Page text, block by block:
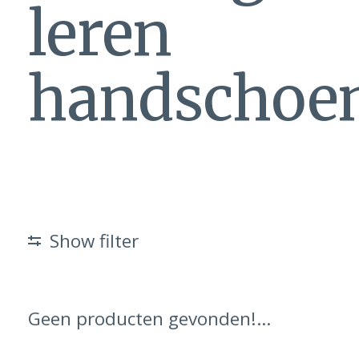
leren
Show filter
Geen producten gevonden!...